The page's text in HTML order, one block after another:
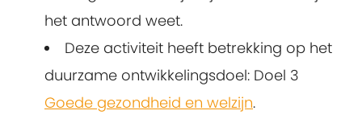
het antwoord weet.
Deze activiteit heeft betrekking op het
duurzame ontwikkelingsdoel: Doel 3
Goede gezondheid en welzijn.